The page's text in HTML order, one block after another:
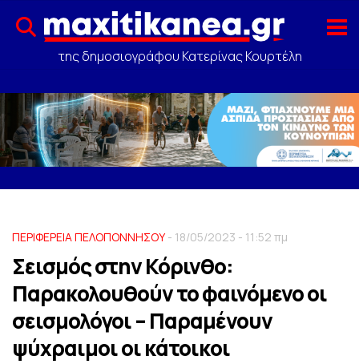
της δημοσιογράφου Κατερίνας Κουρτέλη
ΠΕΡΙΦΕΡΕΙΑ ΠΕΛΟΠΟΝΝΗΣΟΥ - 18/05/2023 - 11:52 πμ
Σεισμός στην Κόρινθο:
Παρακολουθούν το φαινόμενο οι
σεισμολόγοι – Παραμένουν
ψύχραιμοι οι κάτοικοι